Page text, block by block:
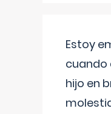
Estoy
cuando
hijo en